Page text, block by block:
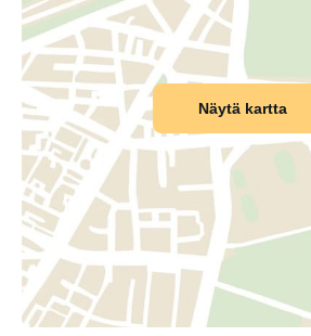
Näytä kartta